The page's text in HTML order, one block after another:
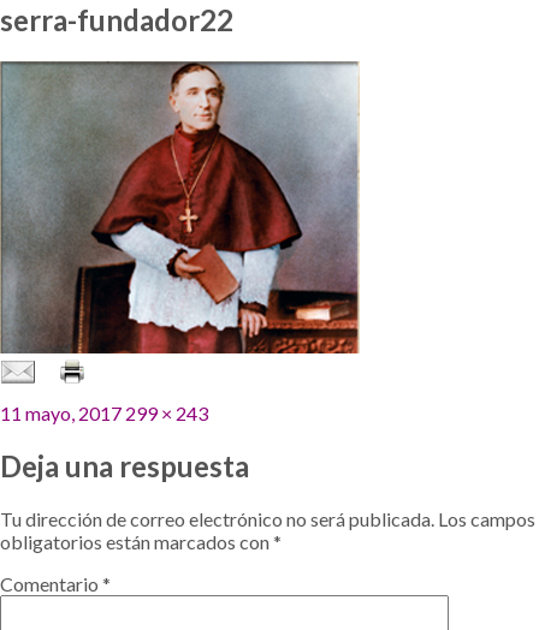
serra-fundador22
Publicado
11 mayo, 2017 Tamaño
299 × 243
Deja una respuesta
Tu dirección de correo electrónico no será publicada. Los campos
obligatorios están marcados con*
Comentario *